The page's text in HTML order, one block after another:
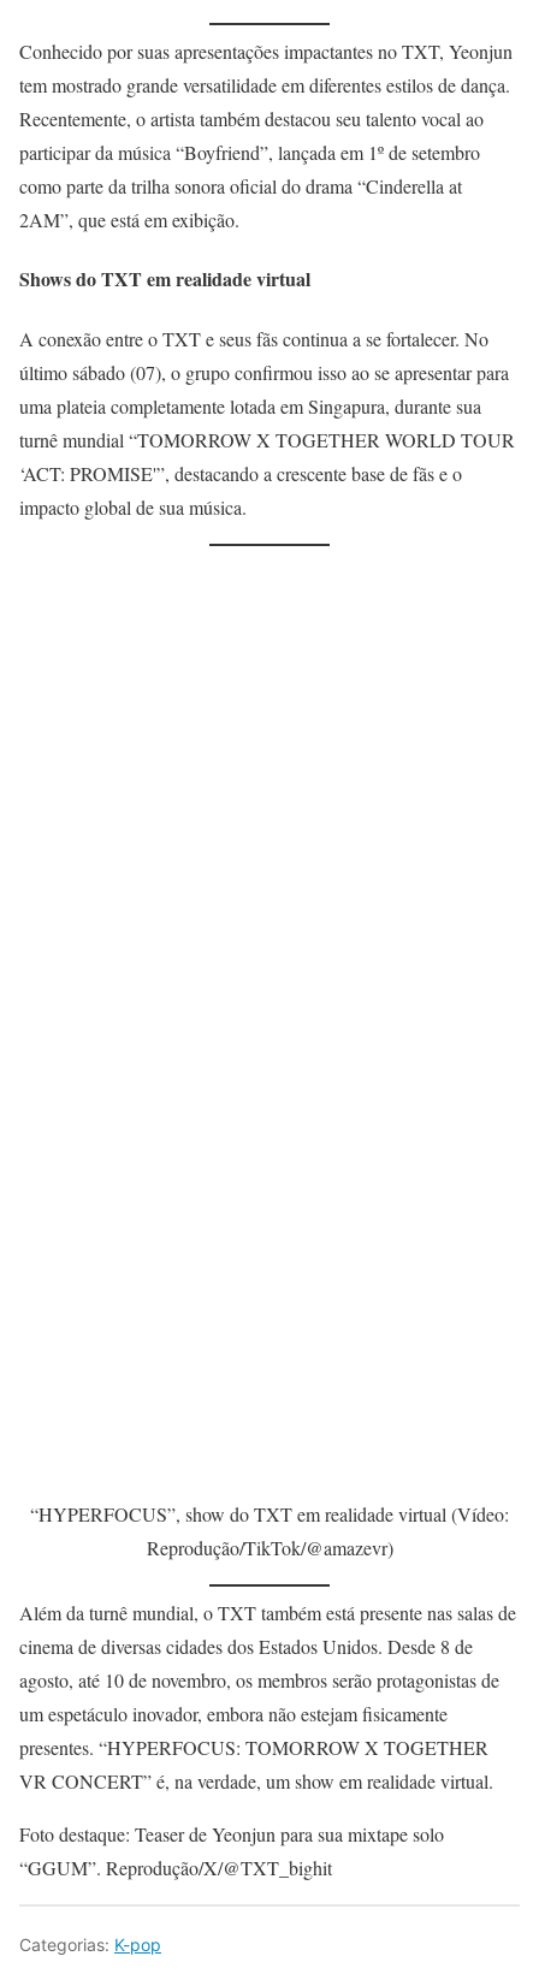
Conhecido por suas apresentações impactantes no TXT, Yeonjun
tem mostrado grande versatilidade em diferentes estilos de dança.
Recentemente, o artista também destacou seu talento vocal ao
participar da música “Boyfriend”, lançada em 1º de setembro
como parte da trilha sonora oficial do drama “Cinderella at
2AM”, que está em exibição.
Shows do TXT em realidade virtual
A conexão entre o TXT e seus fãs continua a se fortalecer. No
último sábado (07), o grupo confirmou isso ao se apresentar para
uma plateia completamente lotada em Singapura, durante sua
turnê mundial “TOMORROW X TOGETHER WORLD TOUR
‘ACT: PROMISE'”, destacando a crescente base de fãs e o
impacto global de sua música.
“HYPERFOCUS”, show do TXT em realidade virtual (Vídeo:
Reprodução/TikTok/@amazevr)
Além da turnê mundial, o TXT também está presente nas salas de
cinema de diversas cidades dos Estados Unidos. Desde 8 de
agosto, até 10 de novembro, os membros serão protagonistas de
um espetáculo inovador, embora não estejam fisicamente
presentes. “HYPERFOCUS: TOMORROW X TOGETHER
VR CONCERT” é, na verdade, um show em realidade virtual.
Foto destaque: Teaser de Yeonjun para sua mixtape solo
“GGUM”. Reprodução/X/@TXT_bighit
Categorias: K-pop